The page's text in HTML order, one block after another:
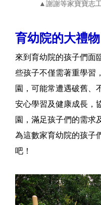
▲謝謝等家寶寶志
育幼院的大禮
來到育幼院的孩子們面
些孩子不僅需著重學習
園，可能常遭遇破舊、
安心學習及健康成長，
園，滿足孩子們的需求
為這數家育幼院的孩子
吧！